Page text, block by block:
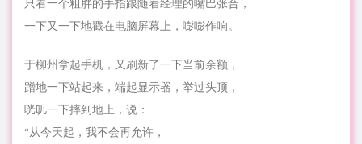
只看一个粗胖的手指跟随着经理的嘴巴张合，
一下又一下地戳在电脑屏幕上，嘭嘭作响。
于柳州拿起手机，又刷新了一下当前余额，
蹭地一下站起来，端起显示器，举过头顶，
咣叽一下摔到地上，说：
“从今天起，我不会再允许，